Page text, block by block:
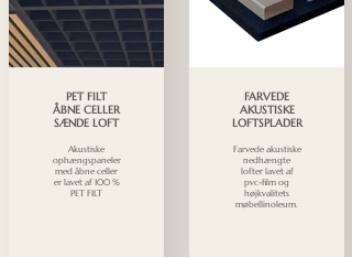
PET FILT
ÅBNE CELLER
SÆNDE LOFT
Akustiske
ophængspaneler
med åbne celler
er lavet af 100 %
PET FILT
FARVEDE
AKUSTISKE
LOFTSPLADER
Farvede akustiske
nedhængte
lofter lavet af
pvc-film og
højkvalitets
møbellinoleum.